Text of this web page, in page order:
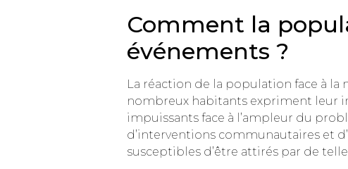
Comment la
événements ?
La réaction de la population face à
nombreux habitants expriment leur
impuissants face à l’ampleur du
d’interventions communautaires et
susceptibles d’être attirés par de